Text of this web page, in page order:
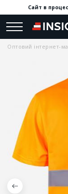
Сайт в
Оптовий інтернет-